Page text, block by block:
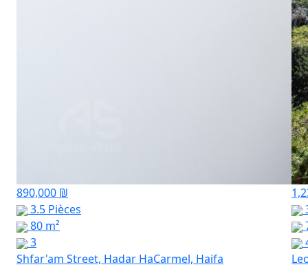
890,000 ₪
3.5 Pièces
80 m²
3
Shfar'am Street, Hadar HaCarmel, Haifa